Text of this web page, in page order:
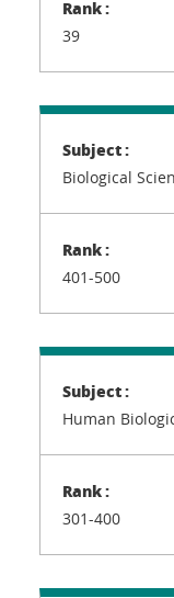
39
Biological
401-500
Human
301-400